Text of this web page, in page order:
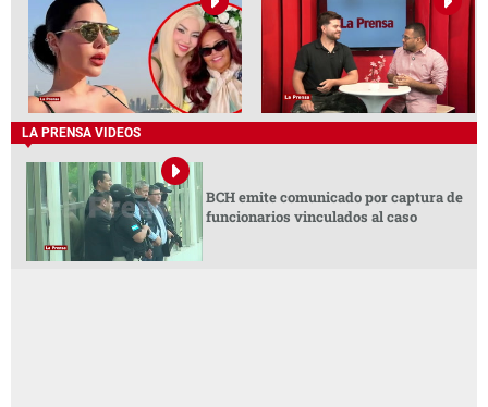
LA PRENSA VIDEOS
BCH emite comunicado por captura de
funcionarios vinculados al caso